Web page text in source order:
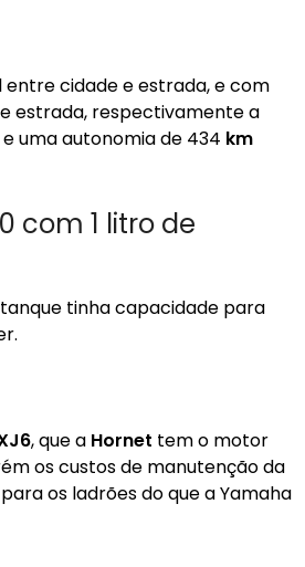
cidade e estrada, e com
estrada, respectivamente a
uma autonomia de 434 km
com 1 litro de
tinha capacidade para
, que a Hornet tem o motor
os custos de manutenção da
os ladrões do que a Yamaha